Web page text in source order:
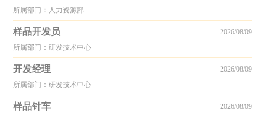
所属部门：人力资源部
样品开发员
所属部门：研发技术中心
2026/08/09
开发经理
所属部门：研发技术中心
2026/08/09
样品针车 2026/08/09